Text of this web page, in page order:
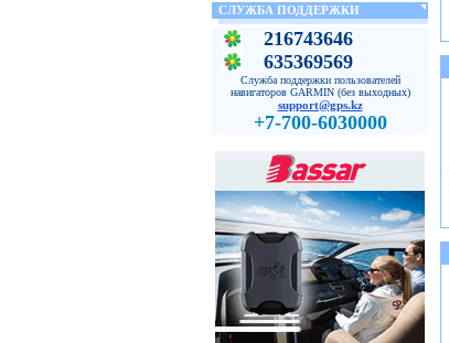
СЛУЖБА ПОДДЕРЖКИ
216743646
635369569
Служба поддержки пользователей
навигаторов GARMIN (без выходных)
support@gps.kz
+7-700-6030000